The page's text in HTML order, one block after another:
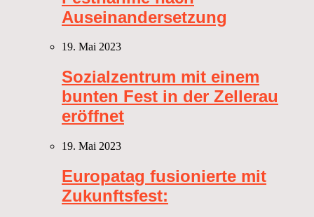
Auseinandersetzung
19. Mai 2023
Sozialzentrum mit einem
bunten Fest in der Zellerau
eröffnet
19. Mai 2023
Europatag fusionierte mit
Zukunftsfest: